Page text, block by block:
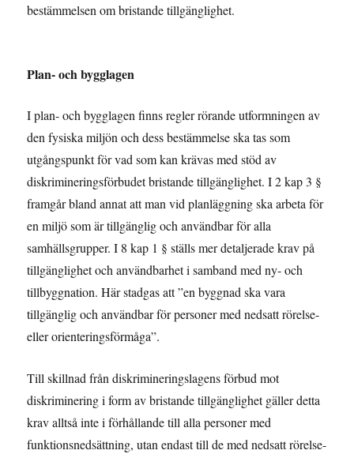
bestämmelsen om bristande tillgänglighet.
Plan- och bygglagen
I plan- och bygglagen finns regler rörande utformningen av
den fysiska miljön och dess bestämmelse ska tas som
utgångspunkt för vad som kan krävas med stöd av
diskrimineringsförbudet bristande tillgänglighet. I 2 kap 3 §
framgår bland annat att man vid planläggning ska arbeta för
en miljö som är tillgänglig och användbar för alla
samhällsgrupper. I 8 kap 1 § ställs mer detaljerade krav på
tillgänglighet och användbarhet i samband med ny- och
tillbyggnation. Här stadgas att ”en byggnad ska vara
tillgänglig och användbar för personer med nedsatt rörelse-
eller orienteringsförmåga”.
Till skillnad från diskrimineringslagens förbud mot
diskriminering i form av bristande tillgänglighet gäller detta
krav alltså inte i förhållande till alla personer med
funktionsnedsättning, utan endast till de med nedsatt rörelse-